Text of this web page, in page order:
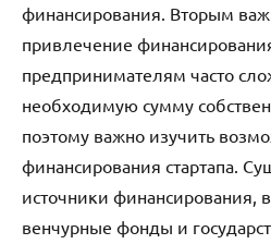
финансирования. Вторым
привлечение
предпринимателям часто
необходимую сумму
поэтому важно изучить
финансирования стартапа.
источники финансирования,
венчурные фонды и